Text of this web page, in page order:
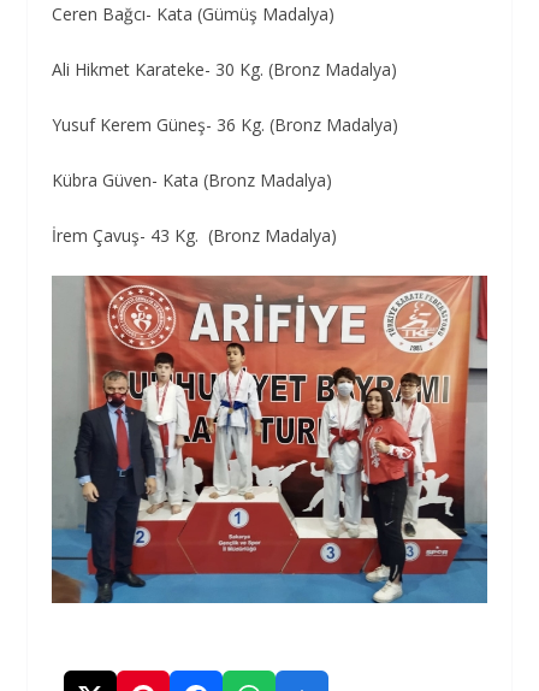
Ceren Bağcı- Kata (Gümüş Madalya)
Ali Hikmet Karateke- 30 Kg. (Bronz Madalya)
Yusuf Kerem Güneş- 36 Kg. (Bronz Madalya)
Kübra Güven- Kata (Bronz Madalya)
İrem Çavuş- 43 Kg. (Bronz Madalya)